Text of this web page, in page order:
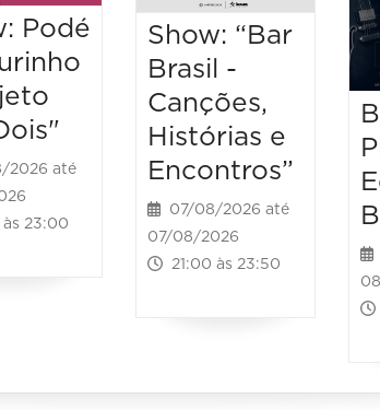
Podé
2026 até
às 23:00
Show: “Bar
Brasil -
Canções,
Histórias e
Encontros”
07/08/2026 até
07/08/2026
21:00 às 23:50